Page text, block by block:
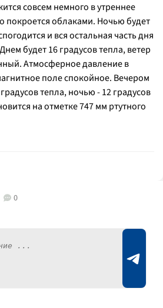
совсем немного в утреннее
покроется облаками. Ночью будет
и вся остальная часть дня
будет 16 градусов тепла, ветер
Атмосферное давление в
поле спокойное. Вечером
тепла, ночью - 12 градусов
на отметке 747 мм ртутного
0